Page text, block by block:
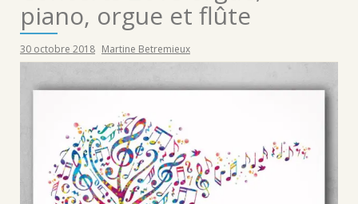
piano, orgue et flûte
30 octobre 2018 Martine Betremieux